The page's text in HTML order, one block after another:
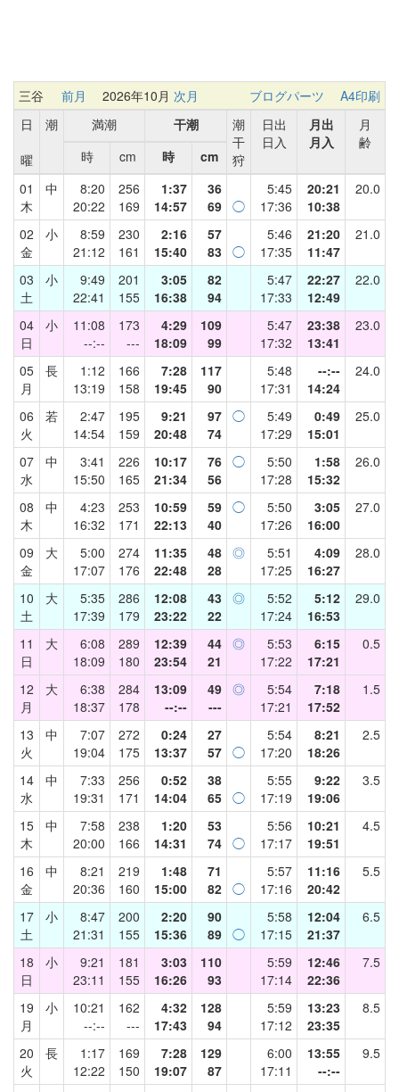
三谷 前月 2026年10月 次月 ブログパーツ
A4印刷
日
曜
潮 満潮 干潮
潮
干
狩
日出
日入
月出
月入
月
齢
時
cm 時
cm
01
木
中
8:20
20:22
256
169
1:37
14:57
36
69 ◯
5:45
17:36
20:21
10:38
20.0
02
金
小
8:59
21:12
230
161
2:16
15:40
57
83 ◯
5:46
17:35
21:20
11:47
21.0
03
土
小
9:49
22:41
201
155
3:05
16:38
82
94
5:47
17:33
22:27
12:49
22.0
04
日
小
11:08
--:--
173
---
4:29
18:09
109
99
5:47
17:32
23:38
13:41
23.0
05
月
長
1:12
13:19
166
158
7:28
19:45
117
90
5:48
17:31
--:--
14:24
24.0
06
火
若
2:47
14:54
195
159
9:21
20:48
97
74
◯
5:49
17:29
0:49
15:01
25.0
07
水
中
3:41
15:50
226
165
10:17
21:34
76
56
◯
5:50
17:28
1:58
15:32
26.0
08
木
中
4:23
16:32
253
171
10:59
22:13
59
40
◯
5:50
17:26
3:05
16:00
27.0
09
金
大
5:00
17:07
274
176
11:35
22:48
48
28
◎
5:51
17:25
4:09
16:27
28.0
10
土
大
5:35
17:39
286
179
12:08
23:22
43
22
◎
5:52
17:24
5:12
16:53
29.0
11
日
大
6:08
18:09
289
180
12:39
23:54
44
21
◎
5:53
17:22
6:15
17:21
0.5
12
月
大
6:38
18:37
284
178
13:09
--:--
49
---
◎
5:54
17:21
7:18
17:52
1.5
13
火
中
7:07
19:04
272
175
0:24
13:37
27
57 ◯
5:54
17:20
8:21
18:26
2.5
14
水
中
7:33
19:31
256
171
0:52
14:04
38
65 ◯
5:55
17:19
9:22
19:06
3.5
15
木
中
7:58
20:00
238
166
1:20
14:31
53
74 ◯
5:56
17:17
10:21
19:51
4.5
16
金
中
8:21
20:36
219
160
1:48
15:00
71
82 ◯
5:57
17:16
11:16
20:42
5.5
17
土
小
8:47
21:31
200
155
2:20
15:36
90
89 ◯
5:58
17:15
12:04
21:37
6.5
18
日
小
9:21
23:11
181
155
3:03
16:26
110
93
5:59
17:14
12:46
22:36
7.5
19
月
小
10:21
--:--
162
---
4:32
17:43
128
94
5:59
17:12
13:23
23:35
8.5
20
火
長
1:17
12:22
169
150
7:28
19:07
129
87
6:00
17:11
13:55
--:--
9.5